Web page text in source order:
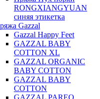
RONGXIANGYUAN
синяя этикетка
Gazzal
Gazzal Happy Feet
GAZZAL BABY
COTTON XL
GAZZAL ORGANIC
BABY COTTON
GAZZAL BABY
COTTON
GAZZAL PAREO